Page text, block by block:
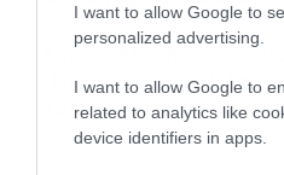
I want to allow Google to
personalized advertising.
I want to allow Google to
related to analytics like
device identifiers in apps.
Καιρός
Η προοπτική εξέλιξης
τον Σάκη
08/08/2026 08:51